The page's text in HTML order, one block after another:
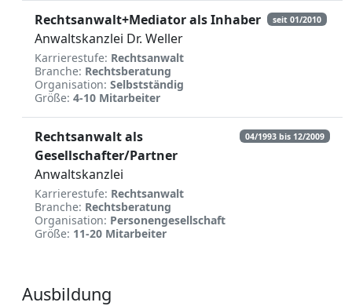
Rechtsanwalt+Mediator als Inhaber seit 01/2010
Anwaltskanzlei Dr. Weller
Karrierestufe: Rechtsanwalt
Branche: Rechtsberatung
Organisation: Selbstständig
Größe: 4-10 Mitarbeiter
Rechtsanwalt als
Gesellschafter/Partner
04/1993 bis 12/2009
Anwaltskanzlei
Karrierestufe: Rechtsanwalt
Branche: Rechtsberatung
Organisation: Personengesellschaft
Größe: 11-20 Mitarbeiter
Ausbildung